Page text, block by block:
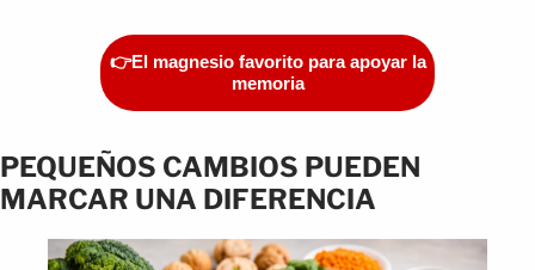
👉El magnesio favorito para apoyar la
memoria
PEQUEÑOS CAMBIOS PUEDEN
MARCAR UNA DIFERENCIA